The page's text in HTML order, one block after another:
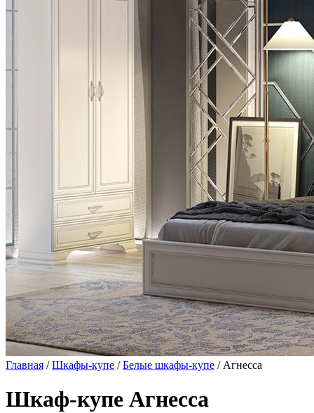
Главная /Шкафы-купе /Белые шкафы-купе / Агнесса
Шкаф-купе Агнесса